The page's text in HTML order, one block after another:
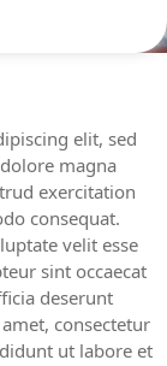
elit, sed
magna
exercitation
consequat.
velit esse
sint occaecat
deserunt
consectetur
ut labore et